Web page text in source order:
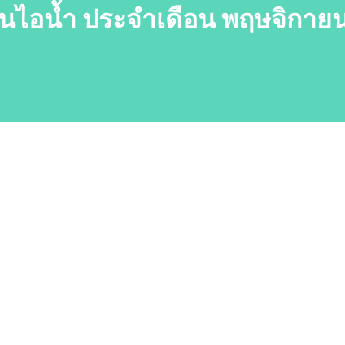
ไอน้ำ ประจำเดือน พฤษจิกาย